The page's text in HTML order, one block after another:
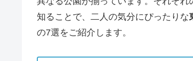
知ることで、二人の気分にぴったりな
の7選をご紹介します。